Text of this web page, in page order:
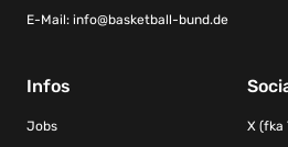
E-Mail: info@basketball-bund.de
Infos
Jobs X (fka